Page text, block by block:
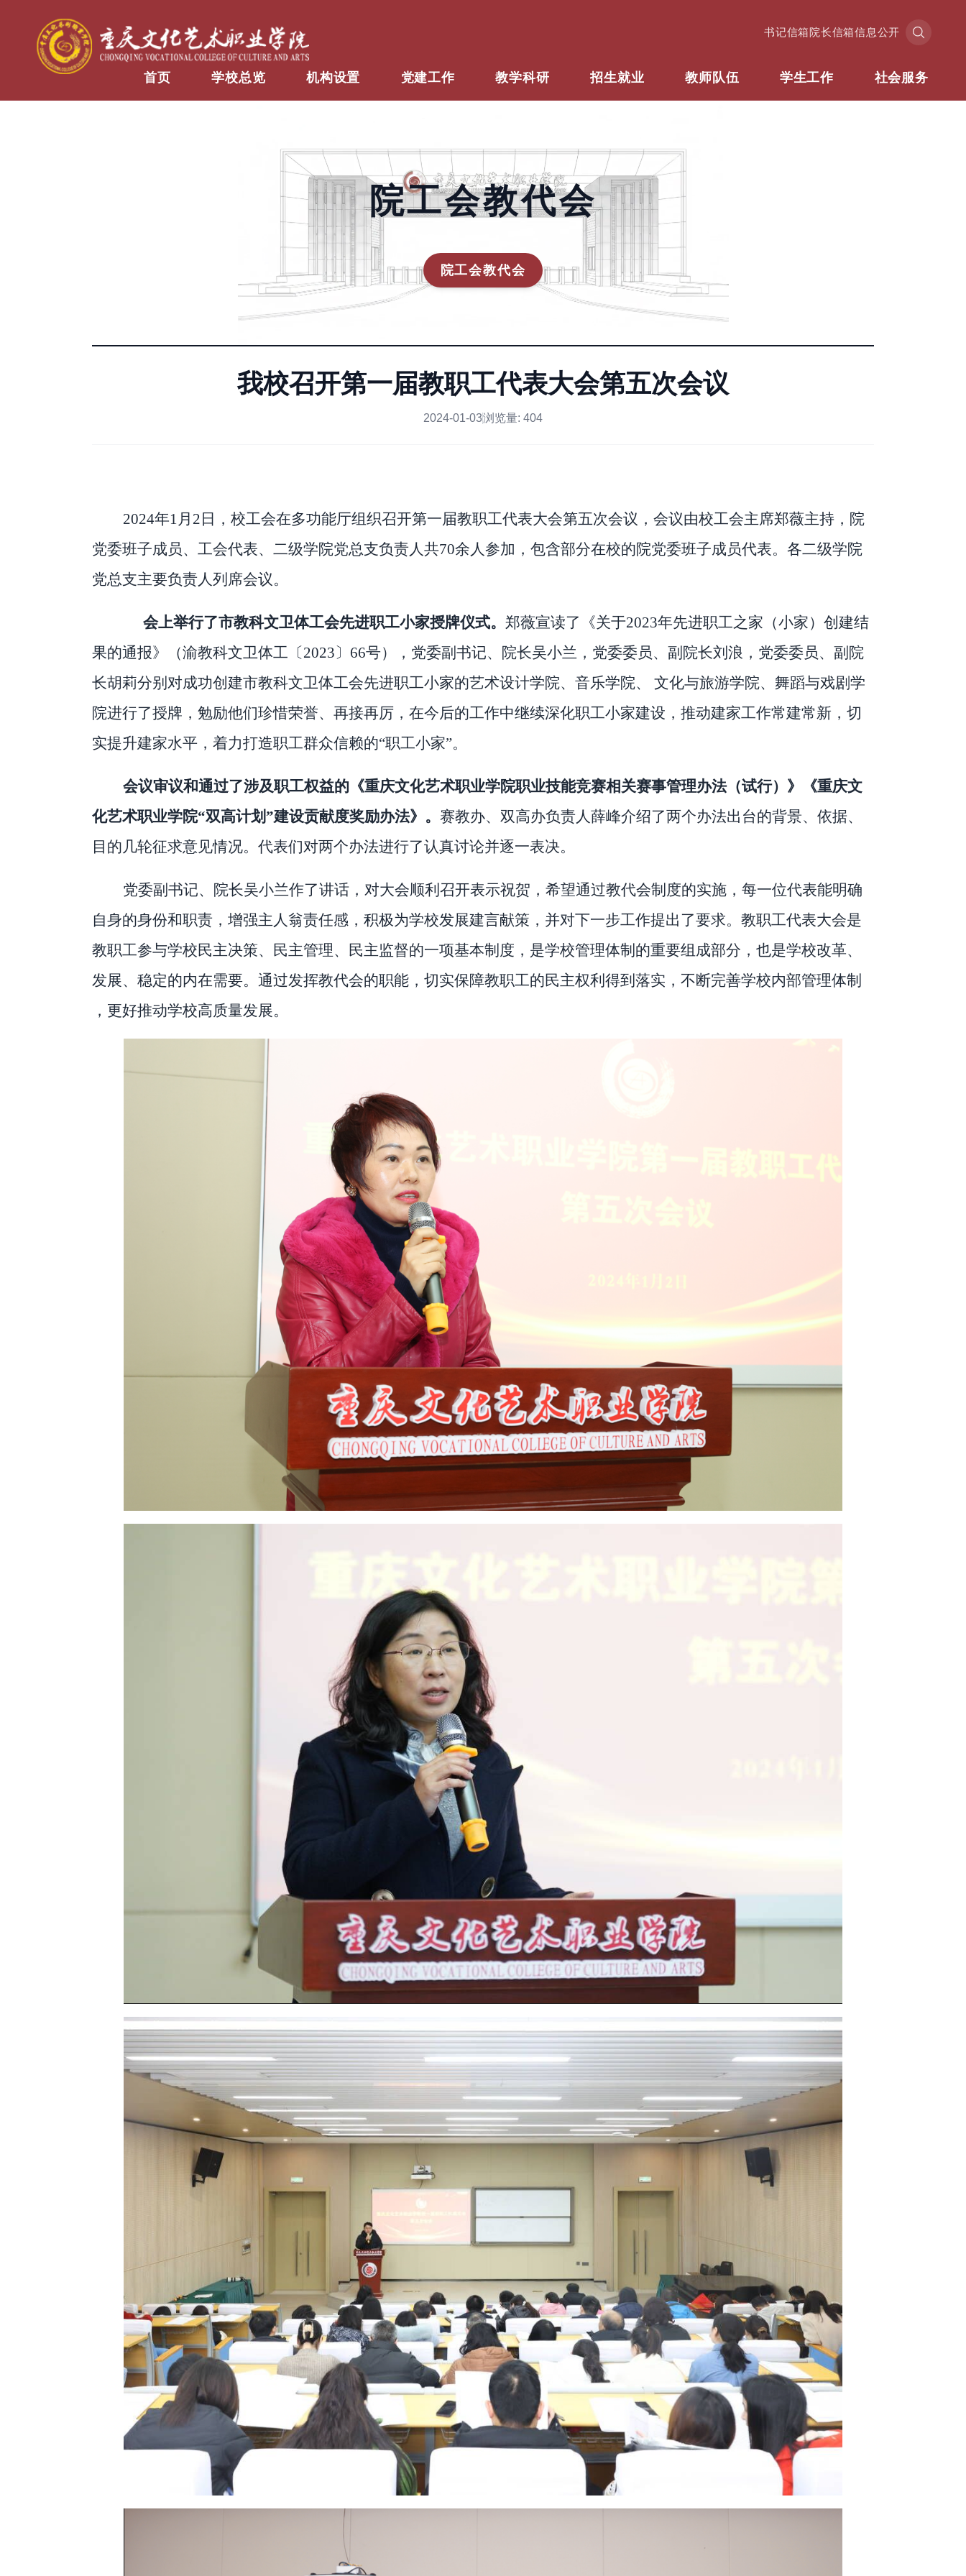
书记信箱院长信箱信息公开
首页 学校总览 机构设置 党建工作 教学科研 招生就业 教师队伍 学生工作 社会服务
院工会教代会
院工会教代会
我校召开第一届教职工代表大会第五次会议
2024-01-03浏览量: 404
2024年1月2日，校工会在多功能厅组织召开第一届教职工代表大会第五次会议，会议由校工会主席郑薇主持，院
党委班子成员、工会代表、二级学院党总支负责人共70余人参加， 包含部分在校的院党委班子成员代表。各二级学院
党总支主要负责人列席会议。
会上举行了市教科文卫体工会先进职工小家授牌仪式。 郑薇宣读了《关于2023年先进职工之家（小家） 创建结
果的通报》（渝教科文卫体工〔2023〕66号），党委副书记、院长吴小兰，党委委员、副院长刘浪，党委委员、副院
长胡莉分别对成功创建市教科文卫体工会先进职工小家的艺术设计学院、音乐学院、
文化与旅游学院、舞蹈与戏剧学
院进行了授牌，勉励他们珍惜荣誉、再接再厉，在今后的工作中继续深化职工小家建设，推动建家工作常建常新，切
实提升建家水平，着力打造职工群众信赖的“职工小家”。
会议审议和通过了涉及职工权益的 《重庆文化艺术职业学院职业技能竞赛相关赛事管理办法（试行）》《重庆文
化艺术职业学院“双高计划”建设贡献度奖励办法》 。 赛教办、双高办负责人薛峰介绍了两个办法出台的背景、依据、
目的几轮征求意见情况。代表们对两个办法进行了认真讨论并逐一表决。
党委副书记、院长吴小兰作了讲话，对大会顺利召开表示祝贺，希望通过教代会制度的实施，每一位代表能明确
自身的身份和职责，增强主人翁责任感，积极为学校发展建言献策，并对下一步工作提出了要求。 教职工代表大会是
教职工参与学校民主决策、民主管理、民主监督的一项基本制度，是学校管理体制的重要组成部分，也是学校改革、
发展、稳定的内在需要。通过发挥教代会的职能，切实保障教职工的民主权利得到落实，不断完善学校内部管理体制
，更好推动学校高质量发展。